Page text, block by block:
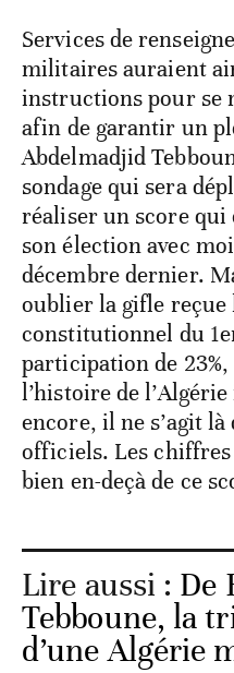
Services de
militaires auraient
instructions pour se
afin de garantir un
Abdelmadjid
sondage qui sera
réaliser un score qui
son élection avec
décembre dernier.
oublier la gifle
constitutionnel du
participation de
l’histoire de
encore, il ne s’agit
officiels. Les
bien en-deçà de ce
Lire aussi : De
Tebboune, la
d’une Algérie